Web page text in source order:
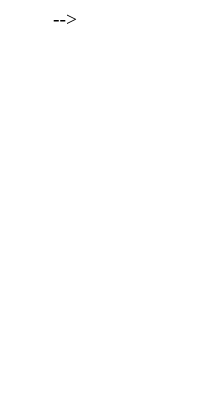
-->